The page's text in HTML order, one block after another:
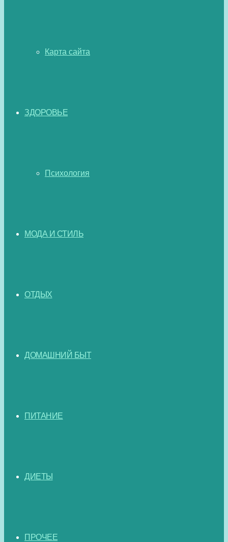
Карта сайта
ЗДОРОВЬЕ
Психология
МОДА И СТИЛЬ
ОТДЫХ
ДОМАШНИЙ БЫТ
ПИТАНИЕ
ДИЕТЫ
ПРОЧЕЕ